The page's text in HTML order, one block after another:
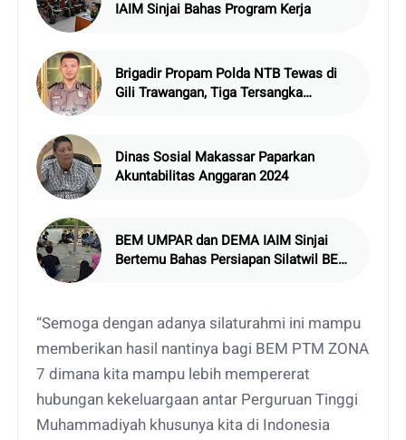
IAIM Sinjai Bahas Program Kerja
Brigadir Propam Polda NTB Tewas di
Gili Trawangan, Tiga Tersangka
Dinas Sosial Makassar Paparkan
Akuntabilitas Anggaran 2024
BEM UMPAR dan DEMA IAIM Sinjai
Bertemu Bahas Persiapan Silatwil BEM
“Semoga dengan adanya silaturahmi ini mampu
memberikan hasil nantinya bagi BEM PTM ZONA
7 dimana kita mampu lebih mempererat
hubungan kekeluargaan antar Perguruan Tinggi
Muhammadiyah khusunya kita di Indonesia